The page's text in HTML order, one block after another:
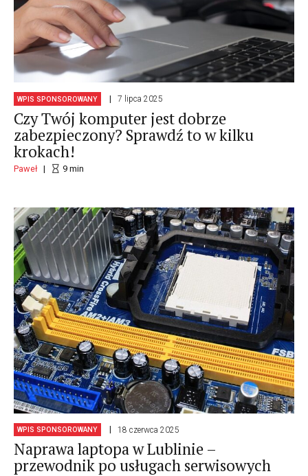
WPIS SPONSOROWANY 7 lipca 2025
Czy Twój komputer jest dobrze
zabezpieczony? Sprawdź to w kilku
krokach!
Paweł 9min
WPIS SPONSOROWANY 18 czerwca 2025
Naprawa laptopa w Lublinie –
przewodnik po usługach serwisowych